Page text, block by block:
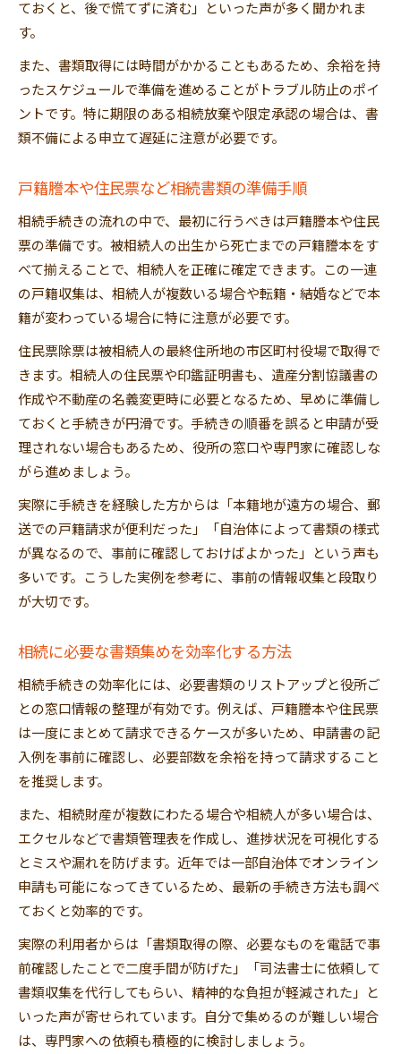
ておくと、後で慌てずに済む」といった声が多く聞かれま
す。
また、書類取得には時間がかかることもあるため、余裕を持
ったスケジュールで準備を進めることがトラブル防止のポイ
ントです。特に期限のある相続放棄や限定承認の場合は、書
類不備による申立て遅延に注意が必要です。
戸籍謄本や住民票など相続書類の準備手順
相続手続きの流れの中で、最初に行うべきは戸籍謄本や住民
票の準備です。被相続人の出生から死亡までの戸籍謄本をす
べて揃えることで、相続人を正確に確定できます。この一連
の戸籍収集は、相続人が複数いる場合や転籍・結婚などで本
籍が変わっている場合に特に注意が必要です。
住民票除票は被相続人の最終住所地の市区町村役場で取得で
きます。相続人の住民票や印鑑証明書も、遺産分割協議書の
作成や不動産の名義変更時に必要となるため、早めに準備し
ておくと手続きが円滑です。手続きの順番を誤ると申請が受
理されない場合もあるため、役所の窓口や専門家に確認しな
がら進めましょう。
実際に手続きを経験した方からは「本籍地が遠方の場合、郵
送での戸籍請求が便利だった」「自治体によって書類の様式
が異なるので、事前に確認しておけばよかった」という声も
多いです。こうした実例を参考に、事前の情報収集と段取り
が大切です。
相続に必要な書類集めを効率化する方法
相続手続きの効率化には、必要書類のリストアップと役所ご
との窓口情報の整理が有効です。例えば、戸籍謄本や住民票
は一度にまとめて請求できるケースが多いため、申請書の記
入例を事前に確認し、必要部数を余裕を持って請求すること
を推奨します。
また、相続財産が複数にわたる場合や相続人が多い場合は、
エクセルなどで書類管理表を作成し、進捗状況を可視化する
とミスや漏れを防げます。近年では一部自治体でオンライン
申請も可能になってきているため、最新の手続き方法も調べ
ておくと効率的です。
実際の利用者からは「書類取得の際、必要なものを電話で事
前確認したことで二度手間が防げた」「司法書士に依頼して
書類収集を代行してもらい、精神的な負担が軽減された」と
いった声が寄せられています。自分で集めるのが難しい場合
は、専門家への依頼も積極的に検討しましょう。